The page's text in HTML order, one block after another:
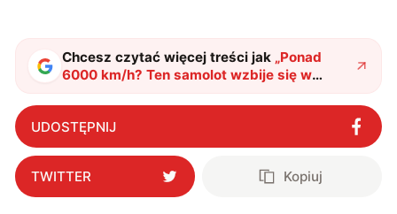
Chcesz czytać więcej treści jak „Ponad
6000 km/h? Ten samolot wzbije się w
powietrze jeszcze w tym roku"?
UDOSTĘPNIJ
TWITTER Kopiuj